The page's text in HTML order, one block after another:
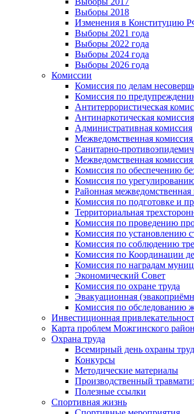
Выборы 2018
Изменения в Конституцию
Выборы 2021 года
Выборы 2022 года
Выборы 2024 года
Выборы 2026 года
Комиссии
Комиссия по делам
Комиссия по
Антитеррористическая
Антинаркотическая комиссия
Административная комиссия
Межведомственная комиссия
Санитарно-
Межведомственная
Комиссия по обеспечению
Комиссия по
Районная
Комиссия по подготовке и
Территориальная
Комиссия по проведению
Комиссия по установлению
Комиссия по соблюдению
Комиссия по Координации
Комиссия по наградам
Экономический Совет
Комиссия по охране труда
Эвакуационная
Комиссия по обследованию
Инвестиционная
Карта проблем Можгинского
Охрана труда
Всемирный день охраны
Конкурсы
Методические материалы
Производственный
Полезные ссылки
Спортивная жизнь